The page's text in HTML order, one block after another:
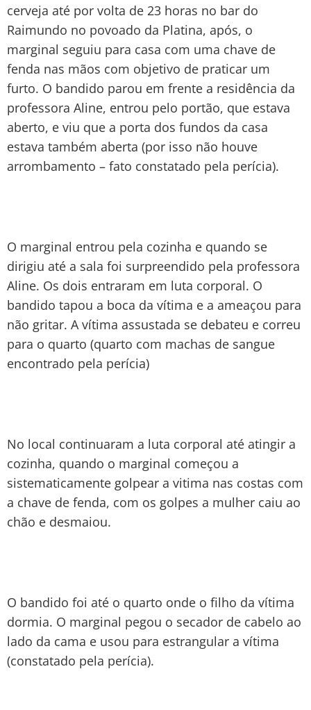
cerveja até por volta de 23 horas no bar do
Raimundo no povoado da Platina, após, o
marginal seguiu para casa com uma chave de
fenda nas mãos com objetivo de praticar um
furto. O bandido parou em frente a residência da
professora Aline, entrou pelo portão, que estava
aberto, e viu que a porta dos fundos da casa
estava também aberta (por isso não houve
arrombamento – fato constatado pela perícia).
O marginal entrou pela cozinha e quando se
dirigiu até a sala foi surpreendido pela professora
Aline. Os dois entraram em luta corporal. O
bandido tapou a boca da vítima e a ameaçou para
não gritar. A vítima assustada se debateu e correu
para o quarto (quarto com machas de sangue
encontrado pela perícia)
No local continuaram a luta corporal até atingir a
cozinha, quando o marginal começou a
sistematicamente golpear a vitima nas costas com
a chave de fenda, com os golpes a mulher caiu ao
chão e desmaiou.
O bandido foi até o quarto onde o filho da vítima
dormia. O marginal pegou o secador de cabelo ao
lado da cama e usou para estrangular a vítima
(constatado pela perícia).